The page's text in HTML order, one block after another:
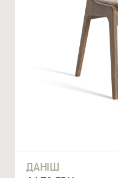
ДАНІШ
Ми відкриті для
облаштуванням житлової
НОМЕР ТЕЛЕФОНУ *